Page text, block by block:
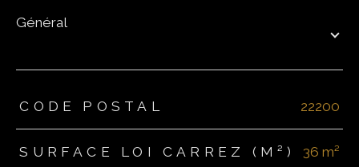
général
TRAD_ZEPHYR_Caracteristique TRAD_ZEPHYR_Valeurs
CODE POSTAL 22200
SURFACE LOI CARREZ (M²) 36 m²